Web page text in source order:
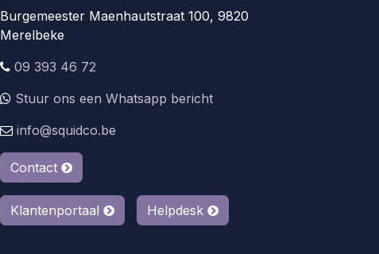
Burgemeester Maenhautstraat 100, 9820
Merelbeke
09 393 46 72
Stuur ons een Whatsapp bericht
info@squidco.be
Contact
Klantenportaal Helpdesk